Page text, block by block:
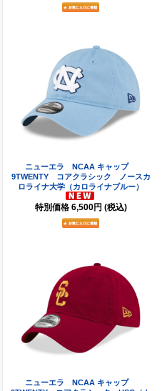
ニューエラ NCAA キャップ
9TWENTY コアクラシック ノースカ
ロライナ大学（カロライナブルー）
特別価格 6,500円 (税込)
ニューエラ NCAA キャップ